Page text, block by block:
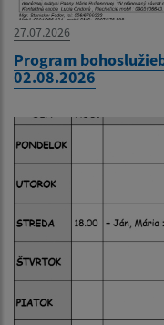
27.07.2026
Program
02.08.2026